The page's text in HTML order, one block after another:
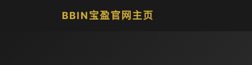
BBIN宝盈官网主页